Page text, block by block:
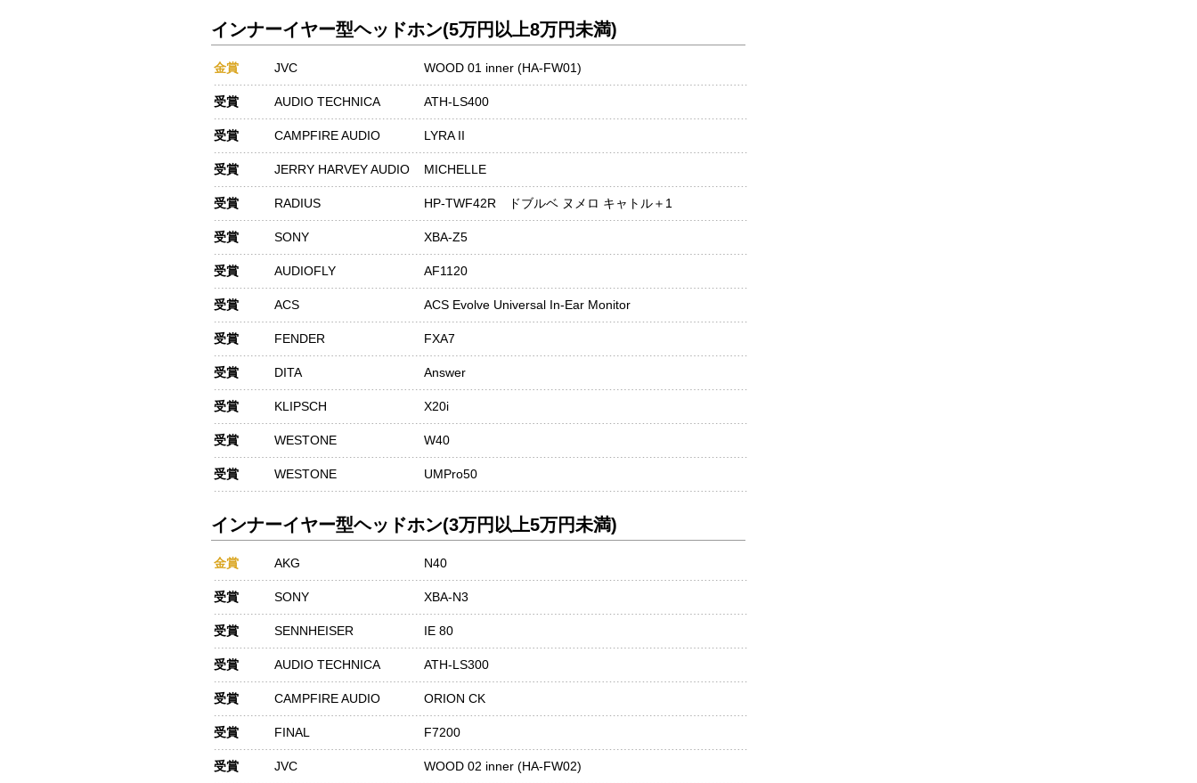
インナーイヤー型ヘッドホン(5万円以上8万円未満)
金賞 JVC WOOD 01 inner (HA-FW01)
受賞 AUDIO TECHNICA ATH-LS400
受賞 CAMPFIRE AUDIO LYRA II
受賞 JERRY HARVEY AUDIO MICHELLE
受賞 RADIUS HP-TWF42R ドブルベ ヌメロ キャトル＋1
受賞 SONY XBA-Z5
受賞 AUDIOFLY AF1120
受賞 ACS ACS Evolve Universal In-Ear Monitor
受賞 FENDER FXA7
受賞 DITA Answer
受賞 KLIPSCH X20i
受賞 WESTONE W40
受賞 WESTONE UMPro50
インナーイヤー型ヘッドホン(3万円以上5万円未満)
金賞 AKG N40
受賞 SONY XBA-N3
受賞 SENNHEISER IE 80
受賞 AUDIO TECHNICA ATH-LS300
受賞 CAMPFIRE AUDIO ORION CK
受賞 FINAL F7200
受賞 JVC WOOD 02 inner (HA-FW02)